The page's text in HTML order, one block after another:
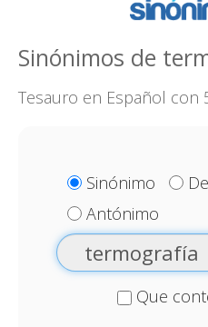
Sinónimos de
Tesauro en Español con
Sinónimo
Antónimo
Que